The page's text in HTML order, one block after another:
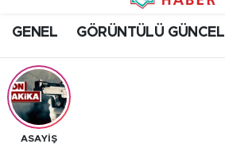
GENEL GÖRÜNTÜLÜ GÜNCEL
ASAYİŞ
Trafik Durumu
Tüm Manşetler
Son Dakika Haberleri